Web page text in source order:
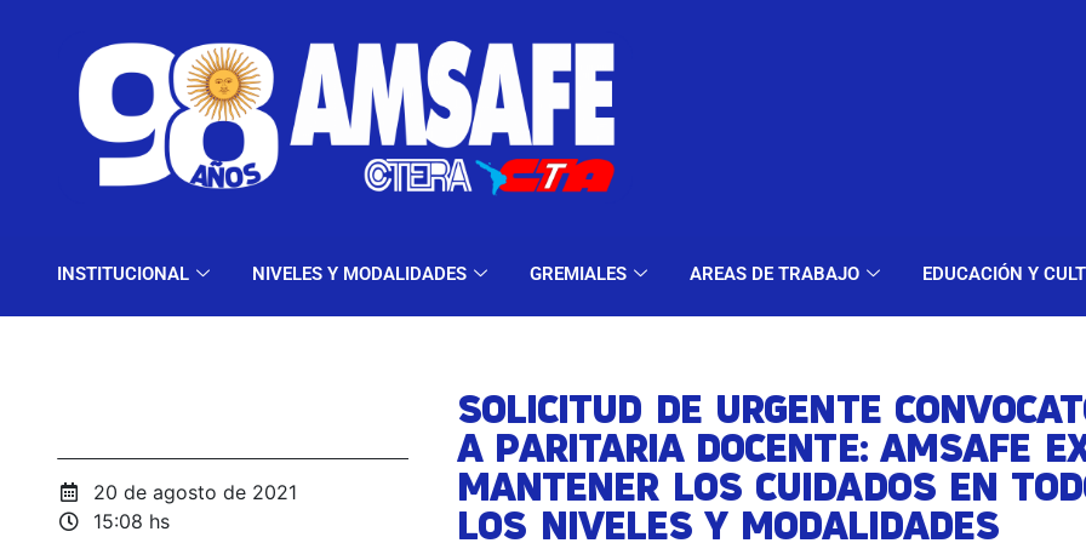
INSTITUCIONAL NIVELES Y MODALIDADES GREMIALES AREAS DE TRABAJO EDUCACIÓN Y
INSTITUCIONAL NIVELES Y MODALIDADES GREMIALES AREAS DE
20 de agosto de 2021
15:08 hs
SOLICITUD DE URGENTE
A PARITARIA DOCENTE: AMSAFE
MANTENER LOS CUIDADOS EN
LOS NIVELES Y MODALIDADES